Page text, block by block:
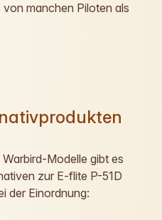
manchen Piloten als
Modelle gibt es
zur E-flite P-51D
der Einordnung: